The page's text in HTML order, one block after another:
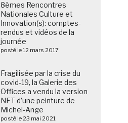
8èmes Rencontres
Nationales Culture et
Innovation(s): comptes-
rendus et vidéos de la
journée
posté le 12 mars 2017
Fragilisée par la crise du
covid-19, la Galerie des
Offices a vendu la version
NFT d’une peinture de
Michel-Ange
posté le 23 mai 2021